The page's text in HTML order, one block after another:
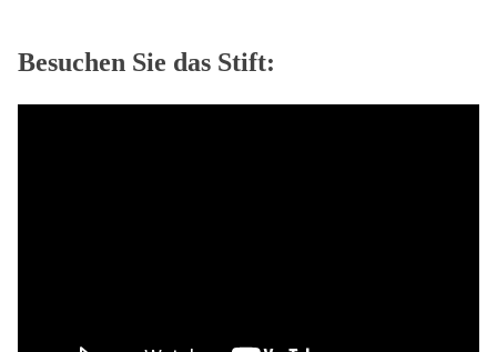
Besuchen Sie das Stift: